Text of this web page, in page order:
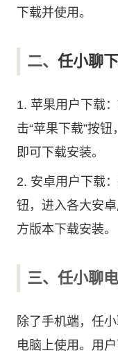
下载并使用。
二、 任小聊
1. 苹果用户下载
击“苹果下载”按钮
即可下载安装。
2. 安卓用户下载
钮，进入各大安
方版本下载安装。
三、任小聊
除了手机端，任
电脑上使用。用